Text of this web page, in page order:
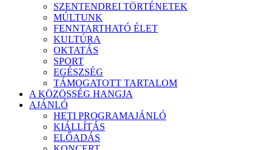
SZENTENDREI TÖRTÉNETEK
MÚLTUNK
FENNTARTHATÓ ÉLET
KULTÚRA
OKTATÁS
SPORT
EGÉSZSÉG
TÁMOGATOTT TARTALOM
A KÖZÖSSÉG HANGJA
AJÁNLÓ
HETI PROGRAMAJÁNLÓ
KIÁLLÍTÁS
ELŐADÁS